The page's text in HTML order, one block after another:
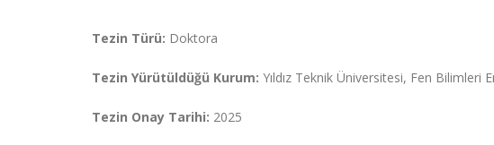
Tezin Türü: Doktora
Tezin Yürütüldüğü Kurum: Yıldız Teknik Üniversitesi, Fen
Tezin Onay Tarihi: 2025